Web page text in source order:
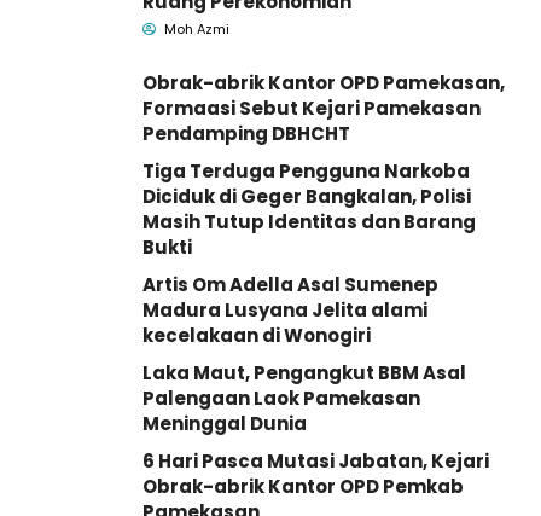
Moh Azmi
Obrak-abrik Kantor OPD Pamekasan,
Formaasi Sebut Kejari Pamekasan
Pendamping DBHCHT
Tiga Terduga Pengguna Narkoba
Diciduk di Geger Bangkalan, Polisi
Masih Tutup Identitas dan Barang
Bukti
Artis Om Adella Asal Sumenep
Madura Lusyana Jelita alami
kecelakaan di Wonogiri
Laka Maut, Pengangkut BBM Asal
Palengaan Laok Pamekasan
Meninggal Dunia
6 Hari Pasca Mutasi Jabatan, Kejari
Obrak-abrik Kantor OPD Pemkab